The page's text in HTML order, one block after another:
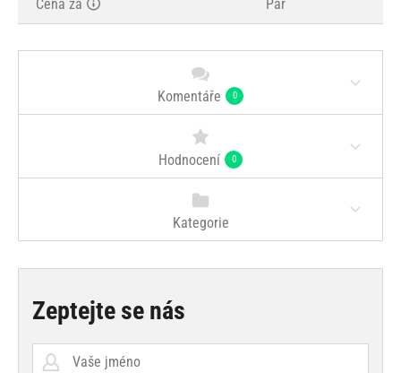
Cena za Pár
Komentáře 0
Hodnocení 0
Kategorie
Zeptejte se nás